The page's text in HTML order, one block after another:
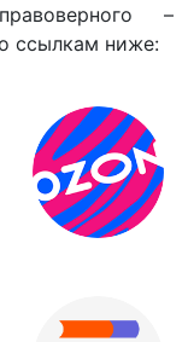
–
ссылкам ниже: